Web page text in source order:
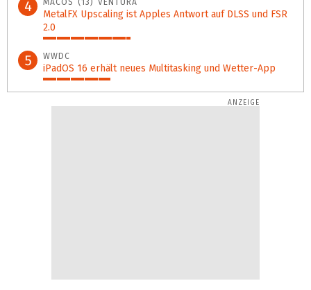
4
MetalFX Upscaling ist Apples Antwort auf DLSS und FSR
2.0
35%
5 WWDC
iPadOS 16 erhält neues Multitasking und Wetter-App
27%